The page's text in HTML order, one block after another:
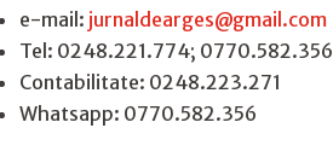
e-mail: jurnaldearges@gmail.com
Tel: 0248.221.774; 0770.582.356
Contabilitate: 0248.223.271
Whatsapp: 0770.582.356